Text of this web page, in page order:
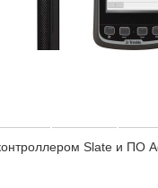
Slate и ПО